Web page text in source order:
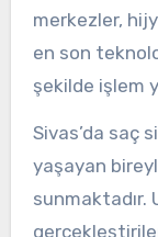
merkezler,
en son
şekilde işlem
Sivas’da saç
yaşayan
sunmaktadır.